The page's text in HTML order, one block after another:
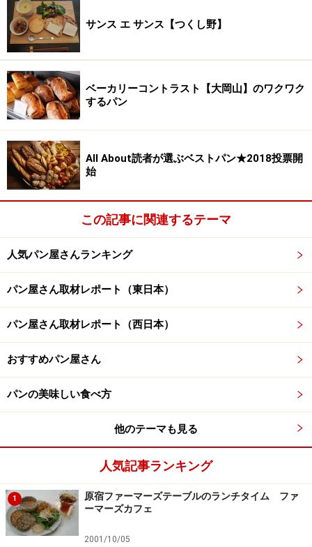
サンス エ サンス【つくし野】
ベーカリーコントラスト【大岡山】のワクワク
するパン
All About読者が選ぶベストパン★2018投票開
始
この記事に関連するテーマ
人気パン屋さんランキング
パン屋さん取材レポート（東日本）
パン屋さん取材レポート（西日本）
おすすめパン屋さん
パンの美味しい食べ方
他のテーマも見る
人気記事ランキング
1
原宿ファーマーズテーブルのランチタイム ファ
ーマーズカフェ
2001/10/05